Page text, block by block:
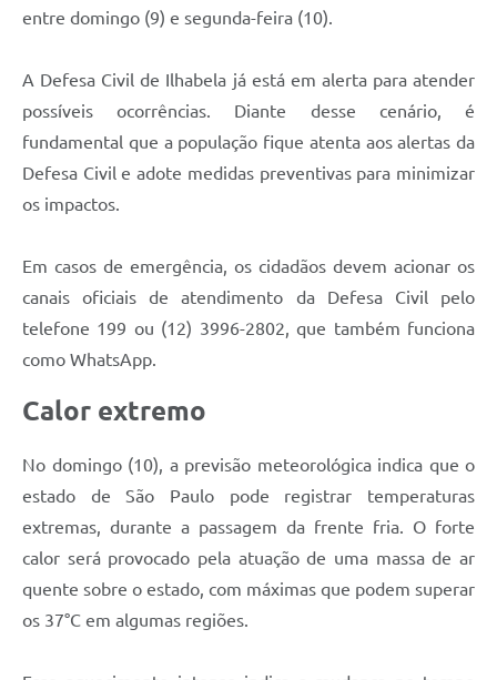
entre domingo (9) e segunda-feira (10).
A Defesa Civil de Ilhabela já está em alerta para atender
possíveis ocorrências. Diante desse cenário, é
fundamental que a população fique atenta aos alertas da
Defesa Civil e adote medidas preventivas para minimizar
os impactos.
Em casos de emergência, os cidadãos devem acionar os
canais oficiais de atendimento da Defesa Civil pelo
telefone 199 ou (12) 3996-2802, que também funciona
como WhatsApp.
Calor extremo
No domingo (10), a previsão meteorológica indica que o
estado de São Paulo pode registrar temperaturas
extremas, durante a passagem da frente fria. O forte
calor será provocado pela atuação de uma massa de ar
quente sobre o estado, com máximas que podem superar
os 37°C em algumas regiões.